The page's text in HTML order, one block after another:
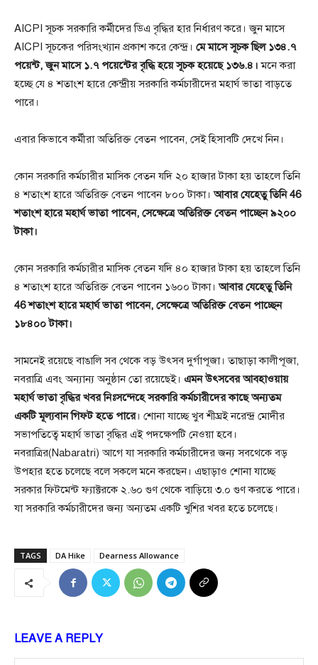
AICPI সূচক সরকারি কর্মীদের ডিএ বৃদ্ধির হার নির্ধারণ করে। জুন মাসে
AICPI সূচকের পরিসংখ্যান প্রকাশ করে কেন্দ্র। মে মাসে সূচক ছিল ১৩৪.৭
পয়েন্ট, জুন মাসে ১.৭ পয়েন্টের বৃদ্ধি হয়ে সূচক হয়েছে ১৩৬.৪। মনে করা
হচ্ছে যে ৪ শতাংশ হারে কেন্দ্রীয় সরকারি কর্মচারীদের মহার্ঘ ভাতা বাড়তে
পারে।
এবার কিভাবে কর্মীরা অতিরিক্ত বেতন পাবেন, সেই হিসাবটি দেখে নিন।
কোন সরকারি কর্মচারীর মাসিক বেতন যদি ২০ হাজার টাকা হয় তাহলে তিনি
৪ শতাংশ হারে অতিরিক্ত বেতন পাবেন ৮০০ টাকা।আবার যেহেতু তিনি 46
শতাংশ হারে মহার্ঘ ভাতা পাবেন, সেক্ষেত্রে অতিরিক্ত বেতন পাচ্ছেন ৯২০০
টাকা।
কোন সরকারি কর্মচারীর মাসিক বেতন যদি ৪০ হাজার টাকা হয় তাহলে তিনি
৪ শতাংশ হারে অতিরিক্ত বেতন পাবেন ১৬০০ টাকা।আবার যেহেতু তিনি
46 শতাংশ হারে মহার্ঘ ভাতা পাবেন, সেক্ষেত্রে অতিরিক্ত বেতন পাচ্ছেন
১৮৪০০ টাকা।
সামনেই রয়েছে বাঙালি সব থেকে বড় উৎসব দুর্গাপূজা। তাছাড়া কালীপূজা,
নবরাত্রি এবং অন্যান্য অনুষ্ঠান তো রয়েছেই। এমন উৎসবের আবহাওয়ায়
মহার্ঘ ভাতা বৃদ্ধির খবর নিঃসন্দেহে সরকারি কর্মচারীদের কাছে অন্যতম
একটি মূল্যবান গিফট হতে পারে। শোনা যাচ্ছে খুব শীঘ্রই নরেন্দ্র মোদীর
সভাপতিত্বে মহার্ঘ ভাতা বৃদ্ধির এই পদক্ষেপটি নেওয়া হবে।
নবরাত্রির(Nabaratri) আগে যা সরকারি কর্মচারীদের জন্য সবথেকে বড়
উপহার হতে চলেছে বলে সকলে মনে করছেন। এছাড়াও শোনা যাচ্ছে
সরকার ফিটমেন্ট ফ্যাক্টরকে ২.৬০ গুণ থেকে বাড়িয়ে ৩.০ গুণ করতে পারে।
যা সরকারি কর্মচারীদের জন্য অন্যতম একটি খুশির খবর হতে চলেছে।
TAGS DA Hike Dearness Allowance
LEAVE A REPLY